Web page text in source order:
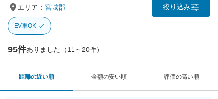
エリア： 宮城郡 絞り込み
EV車OK
95件ありました（11～20件）
距離の近い順 金額の安い順 評価の高い順